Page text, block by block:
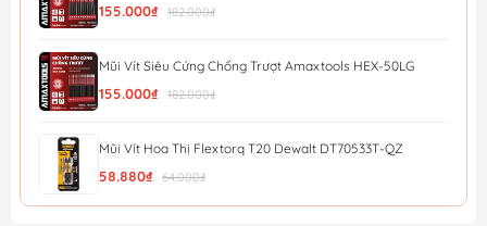
155.000₫ 182.000₫
Mũi Vít Siêu Cứng Chống Trượt Amaxtools HEX-50LG
155.000₫ 182.000₫
Mũi Vít Hoa Thị Flextorq T20 Dewalt DT70533T-QZ
58.880₫ 64.000₫